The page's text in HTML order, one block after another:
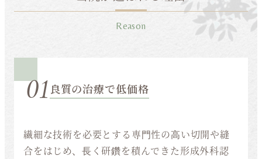
Reason
01 良質の治療で低価格
繊細な技術を必要とする専⾨性の⾼い切開や縫
合をはじめ、⻑く研鑽を積んできた形成外科認